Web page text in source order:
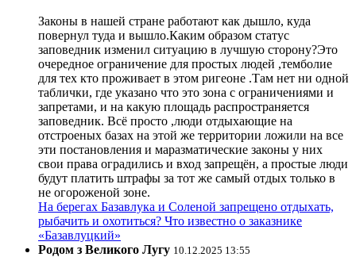
Законы в нашей стране работают как дышло, куда
повернул туда и вышло.Каким образом статус
заповедник изменил ситуацию в лучшую сторону?Это
очередное ограничение для простых людей ,темболие
для тех кто проживает в этом ригеоне .Там нет ни одной
таблички, где указано что это зона с ограничениями и
запретами, и на какую площадь распространяется
заповедник. Всё просто ,люди отдыхающие на
отстроеных базах на этой же территории ложили на все
эти постановления и маразматические законы у них
свои права оградились и вход запрещён, а простые люди
будут платить штрафы за тот же самый отдых только в
не огороженой зоне.
На берегах Базавлука и Соленой запрещено отдыхать,
рыбачить и охотиться? Что известно о заказнике
«Базавлуцкий»
Родом з Великого Лугу 10.12.2025 13:55